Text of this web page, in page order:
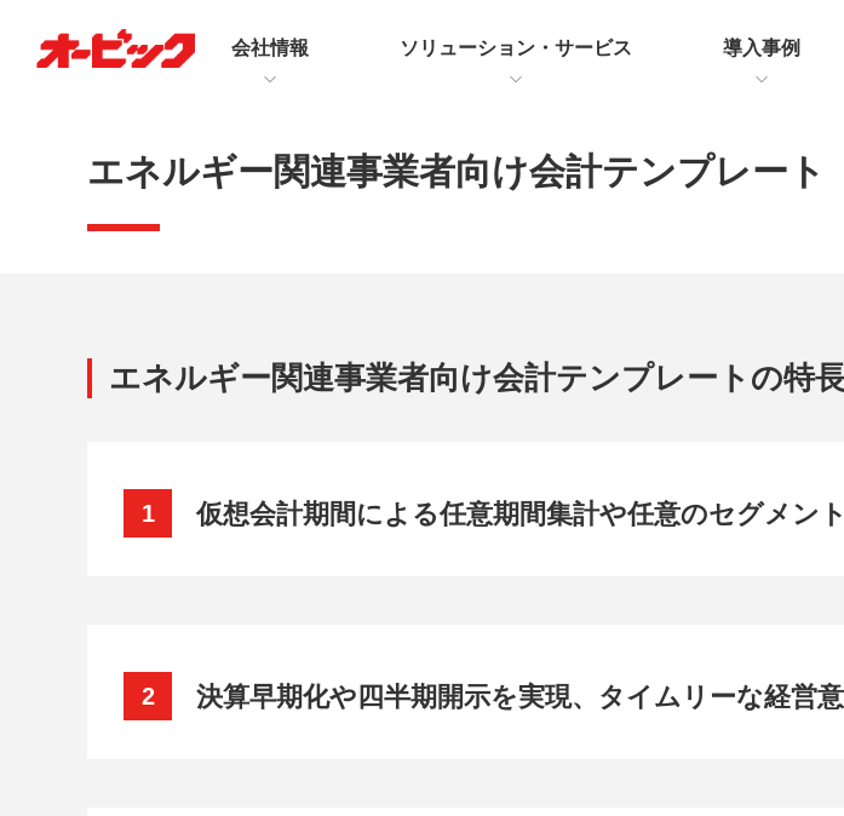
会社情報 ソリューション・サービス 導入事例
エネルギー関連事業者向け会計テンプレート
エネルギー関連事業者向け会計テンプレートの特
1 仮想会計期間による任意期間集計や任意のセグメン
2 決算早期化や四半期開示を実現、タイムリーな経営